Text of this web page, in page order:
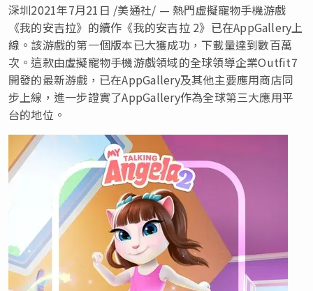
深圳2021年7月21日 /美通社/ — 熱門虛擬寵物手機游戲
《我的安吉拉》的續作《我的安吉拉 2》已在AppGallery上
線。該游戲的第一個版本已大獲成功，下載量達到數百萬
次。這款由虛擬寵物手機游戲領域的全球領導企業Outfit7
開發的最新游戲，已在AppGallery及其他主要應用商店同
步上線，進一步證實了AppGallery作為全球第三大應用平
台的地位。